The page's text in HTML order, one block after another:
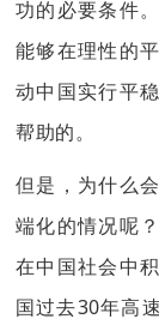
功的必要条件
能够在理性的
动中国实行平
帮助的。
但是，为什么
端化的情况呢
在中国社会中
国过去30年高